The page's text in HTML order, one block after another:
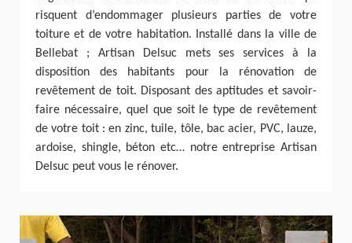
risquent d’endommager plusieurs parties de votre
toiture et de votre habitation. Installé dans la ville de
Bellebat ; Artisan Delsuc mets ses services à la
disposition des habitants pour la rénovation de
revêtement de toit. Disposant des aptitudes et savoir-
faire nécessaire, quel que soit le type de revêtement
de votre toit : en zinc, tuile, tôle, bac acier, PVC, lauze,
ardoise, shingle, béton etc… notre entreprise Artisan
Delsuc peut vous le rénover.